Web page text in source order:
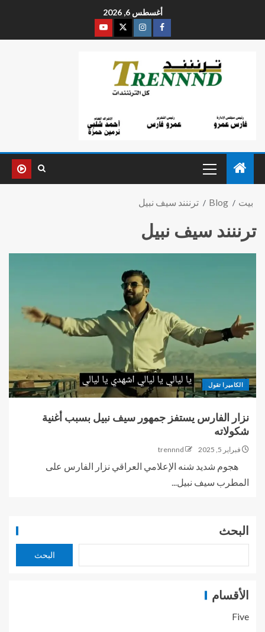
أغسطس 6, 2026
بيت Blog ترننند سيف نبيل
ترننند سيف نبيل
الكاميرا تقول
نزار الفارس يستفز جمهور سيف نبيل بسبب أغنية
شكولاته
فبراير 5, 2025 trennnd
هجوم شديد شنه الإعلامي العراقي نزار الفارس على
المطرب سيف نبيل...
البحث
البحث
الأقسام
Five